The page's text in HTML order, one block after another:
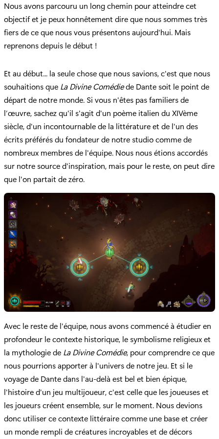
Nous avons parcouru un long chemin pour atteindre cet
objectif et je peux honnêtement dire que nous sommes très
fiers de ce que nous vous présentons aujourd'hui. Mais
reprenons depuis le début !
Et au début... la seule chose que nous savions, c'est que nous
souhaitions que La Divine Comédiede Dante soit le point de
départ de notre monde. Si vous n'êtes pas familiers de
l’œuvre, sachez qu'il s'agit d'un poème italien du XIVème
siècle, d'un incontournable de la littérature et de l'un des
écrits préférés du fondateur de notre studio comme de
nombreux membres de l'équipe. Nous nous étions accordés
sur notre source d'inspiration, mais pour le reste, on peut dire
que l'on partait de zéro.
Avec le reste de l'équipe, nous avons commencé à étudier en
profondeur le contexte historique, le symbolisme religieux et
la mythologie de La Divine Comédie, pour comprendre ce que
nous pourrions apporter à l'univers de notre jeu. Et si le
voyage de Dante dans l'au-delà est bel et bien épique,
l'histoire d'un jeu multijoueur, c'est celle que les joueuses et
les joueurs créent ensemble, sur le moment. Nous devions
donc utiliser ce contexte littéraire comme une base et créer
un monde rempli de créatures incroyables et de décors